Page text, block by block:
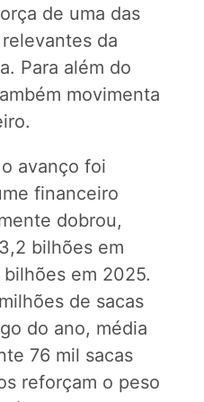
de uma das
da
Para além do
movimenta
avanço foi
financeiro
dobrou,
bilhões em
em 2025.
de sacas
do ano, média
76 mil sacas
reforçam o peso